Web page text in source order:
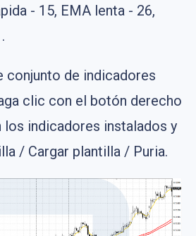
- 15, EMA lenta - 26,
conjunto de indicadores
clic con el botón derecho
los indicadores instalados y
/ Cargar plantilla / Puria.